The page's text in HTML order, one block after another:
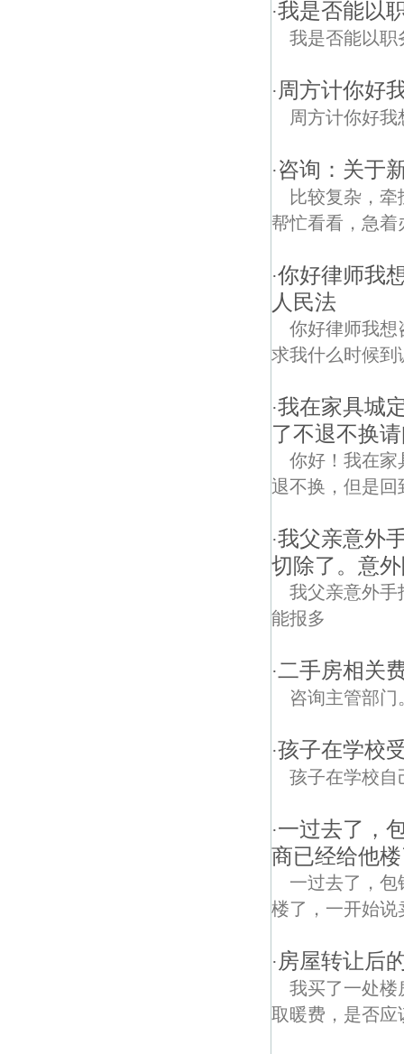
·我是否能以
我是否能以职
· 周方计你好
周方计你好
·咨询：关于
比较复杂，
帮忙看看，急着
·你好律师我
人民法
你好律师我想
求我什么时候到
·我在家具城
了不退不换
你好！我在家
退不换，但是回
·我父亲意外
切除了。意
我父亲意外手
能报多
·二手房相关
咨询主管部门
·孩子在学校
孩子在学校自
·一过去了，
商已经给他
一过去了，
楼了，一开始说
· 房屋转让后
我买了一处楼
取暖费，是否应